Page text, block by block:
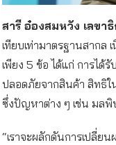
สารี อ๋องสมหวัง เลขา
เทียบเท่ามาตรฐานสาก
เพียง 5 ข้อ ได้แก่ การได้
ปลอดภัยจากสินค้า สิทธิใ
ซึ่งปัญหาต่าง ๆ เช่น มล
“เราจะผลักดันการเปลี่ย